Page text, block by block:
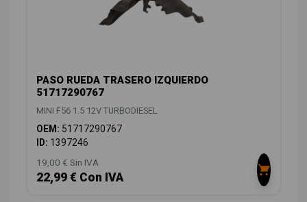
PASO RUEDA TRASERO IZQUIERDO
51717290767
MINI F56 1.5 12V TURBODIESEL
OEM: 51717290767
ID: 1397246
19,00 € Sin IVA
22,99 € Con IVA